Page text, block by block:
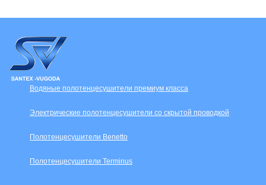
Водяные полотенцесушители премиум класса
Электрические полотенцесушители со скрытой проводкой
Полотенцесушители Benetto
Полотенцесушители Terminus